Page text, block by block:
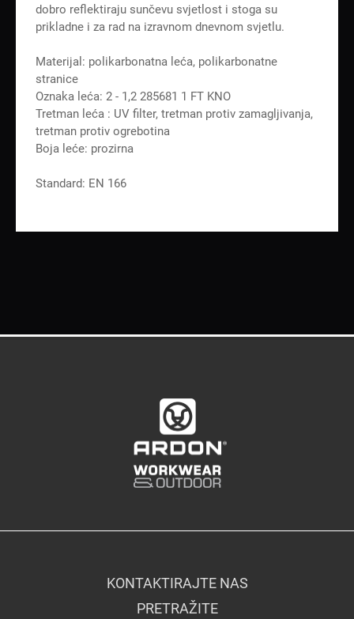
dobro reflektiraju sunčevu svjetlost i stoga su
prikladne i za rad na izravnom dnevnom svjetlu.
Materijal: polikarbonatna leća, polikarbonatne
stranice
Oznaka leća: 2 - 1,2 285681 1 FT KNO
Tretman leća : UV filter, tretman protiv zamagljivanja,
tretman protiv ogrebotina
Boja leće: prozirna
Standard: EN 166
KONTAKTIRAJTE NAS
PRETRAŽITE